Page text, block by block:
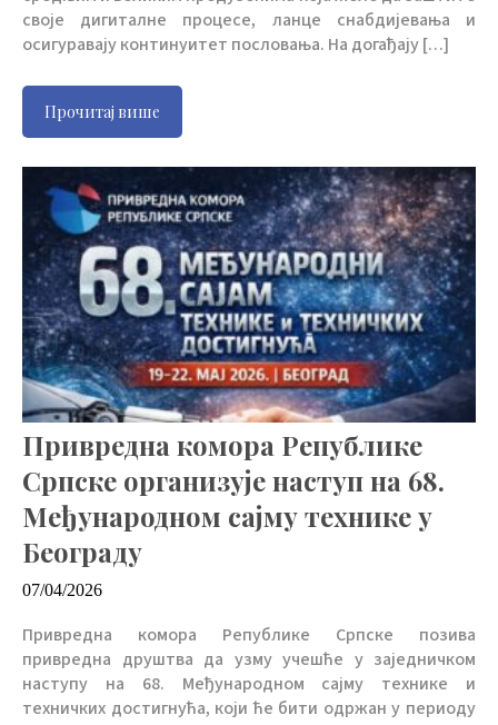
своје дигиталне процесе, ланце снабдијевања и
осигуравају континуитет пословања. На догађају […]
Прочитај више
Привредна комора Републике
Српске организује наступ на 68.
Међународном сајму технике у
Београду
07/04/2026
Привредна комора Републике Српске позива
привредна друштва да узму учешће у заједничком
наступу на 68. Међународном сајму технике и
техничких достигнућа, који ће бити одржан у периоду